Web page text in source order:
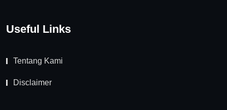
Useful Links
Tentang Kami
Disclaimer